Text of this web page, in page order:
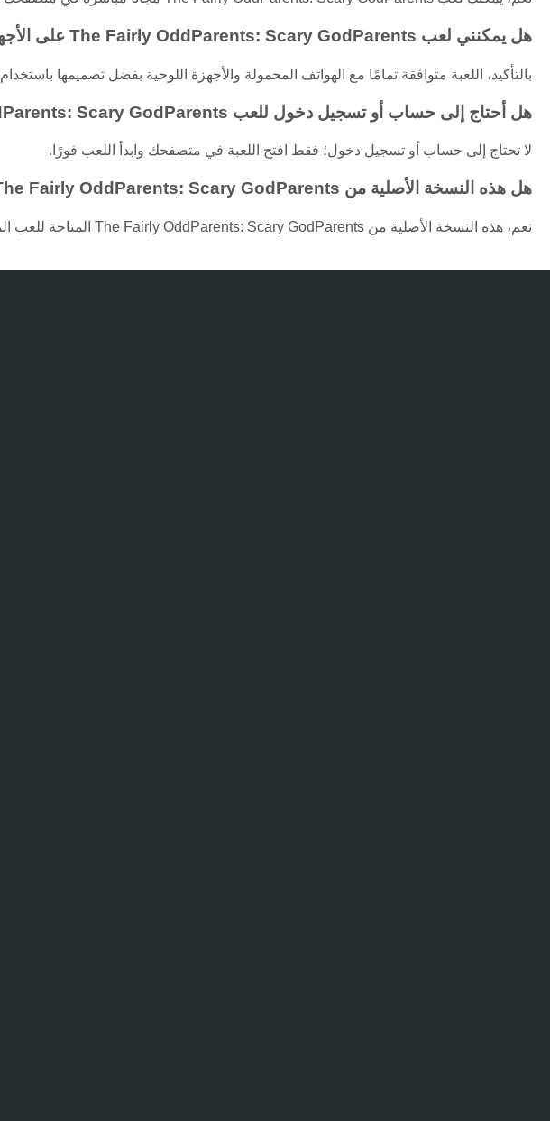
هل يمكنني لعب The Fairly OddParents: Scary GodParents على الأجهزة المحمولة؟
بالتأكيد، اللعبة متوافقة تمامًا مع الهواتف المحمولة والأجهزة اللوحية بفضل تصميمها باستخدام HTML5.
هل أحتاج إلى حساب أو تسجيل دخول للعب The Fairly OddParents: Scary GodParents؟
لا تحتاج إلى حساب أو تسجيل دخول؛ فقط افتح اللعبة في متصفحك وابدأ اللعب فورًا.
هل هذه النسخة الأصلية من The Fairly OddParents: Scary GodParents؟
نعم، هذه النسخة الأصلية من The Fairly OddParents: Scary GodParents المتاحة للعب المجاني أونلاين.